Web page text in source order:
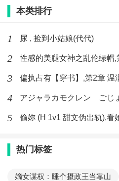
本类排行
1 尿 , 捡到小姑娘(代代)
2
3 偏执占有【穿书】,第2章 温
4
5 偷妳 (H 1v1 甜文伪出轨),看
热门标签
嫡女谋权：睡个摄政王当靠山